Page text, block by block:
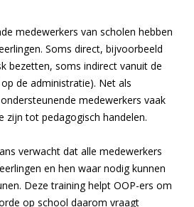
medewerkers van scholen hebben
Soms direct, bijvoorbeeld
bezetten, soms indirect vanuit de
de administratie). Net als
medewerkers vaak
zijn tot pedagogisch handelen.
verwacht dat alle medewerkers
en hen waar nodig kunnen
Deze training helpt OOP-ers om
op school daarom vraagt